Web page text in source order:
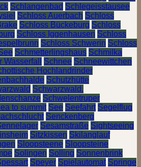
Schlangenbad Schlegeisstausee
Schloss Auerbach Schloss
Schloss Bückeburg Schloss
Schloss Iggenhausen Schloss
Schloss Schwerin Schloss
Schmetterlingshaus Schmilka
Schnee Schneewittchen
Hochlandrinder
Schutzhütte
Schwarzwald.
Schwelentruper
to summit See Seefahrt Segelflug
Senckenberg
Sesamstraße Sightseeing
Sitzkissen Skilanglauf
Sloopsteene Sloopsteine
Solingen Solling Sonnenbrink
Speyer Spielautomat Springe